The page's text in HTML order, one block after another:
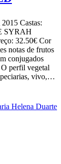
Castas:
SYRAH
32.50€ Cor
notas de frutos
conjugados
O perfil vegetal
vivo,…
Helena Duarte